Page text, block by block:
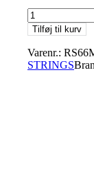
Rotosound
RS66M
Stainless
Med.
40-
Tilføj til kurv
Varenr.:
STRINGS